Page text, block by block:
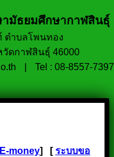
มัธยมศึกษากาฬสินธุ์
ตำบลโพนทอง
วัดกาฬสินธุ์ 46000
Tel : 08-8557-7397
money] [ระบบขอ